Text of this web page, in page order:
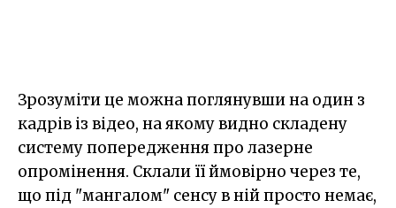
Зрозуміти це можна поглянувши на один з
кадрів із відео, на якому видно складену
систему попередження про лазерне
опромінення. Склали її ймовірно через те,
що під "мангалом" сенсу в ній просто немає,